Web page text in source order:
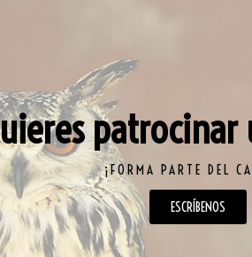
¡FORMA PARTE DEL
ESCRÍBENOS